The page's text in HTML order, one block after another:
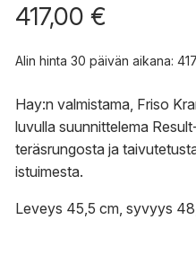
417,00 €
Alin hinta 30 päivän aikana:
Hay:n valmistama, Friso
luvulla suunnittelema
teräsrungosta ja
istuimesta.
Leveys 45,5 cm, syvyys